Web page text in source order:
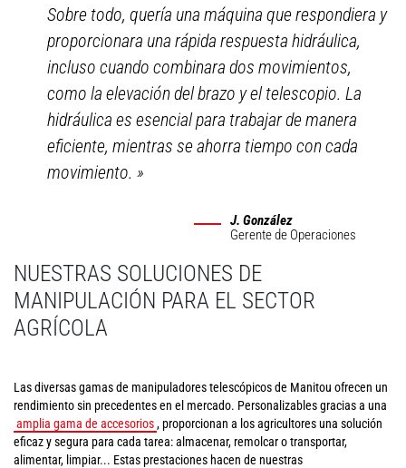
Sobre todo, quería una máquina que respondiera y
proporcionara una rápida respuesta hidráulica,
incluso cuando combinara dos movimientos,
como la elevación del brazo y el telescopio. La
hidráulica es esencial para trabajar de manera
eficiente, mientras se ahorra tiempo con cada
movimiento.»
J. González
Gerente de Operaciones
NUESTRAS SOLUCIONES DE
MANIPULACIÓN PARA EL SECTOR
AGRÍCOLA
Las diversas gamas de manipuladores telescópicos de Manitou ofrecen un
rendimiento sin precedentes en el mercado. Personalizables gracias a una
amplia gama de accesorios, proporcionan a los agricultores una solución
eficaz y segura para cada tarea: almacenar, remolcar o transportar,
alimentar, limpiar... Estas prestaciones hacen de nuestras